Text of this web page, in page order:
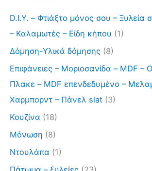
D.I.Y. – Φτιάξτο μόνος σου – Ξυλεία
– Καλαμωτές – Είδη κήπου (1)
Δόμηση-Υλικά δόμησης (8)
Επιφάνειες – Μοριοσανίδα – MDF –
Πλακε – MDF επενδεδυμένο –
Χαρμπορντ – Πάνελ slat (3)
Κουζίνα (18)
Μόνωση (8)
Ντουλάπα (1)